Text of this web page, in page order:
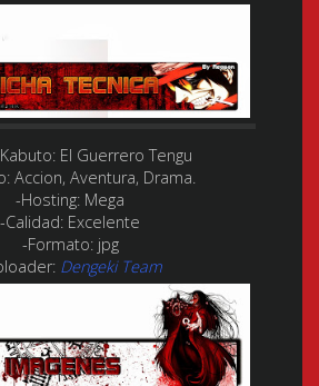
Kabuto: El Guerrero Tengu
Accion, Aventura, Drama.
-Hosting: Mega
-Calidad: Excelente
-Formato:jpg
Dengeki Team